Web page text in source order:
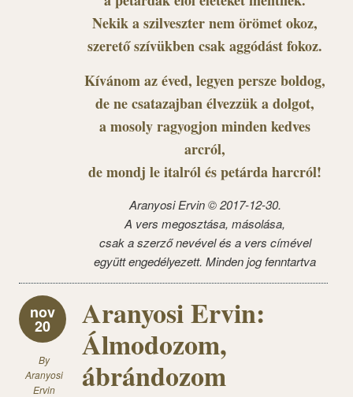
Nekik a szilveszter nem örömet okoz,
szerető szívükben csak aggódást fokoz.
Kívánom az éved, legyen persze boldog,
de ne csatazajban élvezzük a dolgot,
a mosoly ragyogjon minden kedves
arcról,
de mondj le italról és petárda harcról!
Aranyosi Ervin © 2017-12-30.
A vers megosztása, másolása,
csak a szerző nevével és a vers címével
együtt engedélyezett. Minden jog fenntartva
nov
20
By
Aranyosi
Ervin
Aranyosi Ervin:
Álmodozom,
ábrándozom